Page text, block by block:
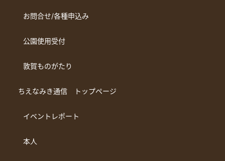
お問合せ/各種申込み
公園使用受付
敦賀ものがたり
ちえなみき通信 トップページ
イベントレポート
本人